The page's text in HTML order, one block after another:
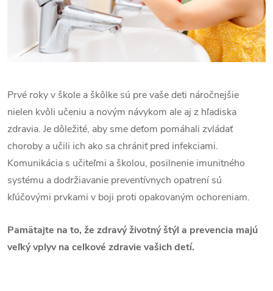
Prvé roky v škole a škôlke sú pre vaše deti náročnejšie
nielen kvôli učeniu a novým návykom ale aj z hľadiska
zdravia. Je dôležité, aby sme deťom pomáhali zvládať
choroby a učili ich ako sa chrániť pred infekciami.
Komunikácia s učiteľmi a školou, posilnenie imunitného
systému a dodržiavanie preventívnych opatrení sú
kľúčovými prvkami v boji proti opakovaným ochoreniam.
Pamätajte na to, že zdravý životný štýl a prevencia majú
veľký vplyv na celkové zdravie vašich detí.